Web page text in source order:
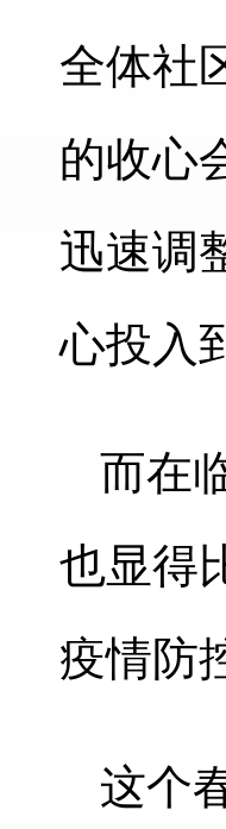
全体社
的收心
迅速调
心投入
而在
也显得
疫情防
这个